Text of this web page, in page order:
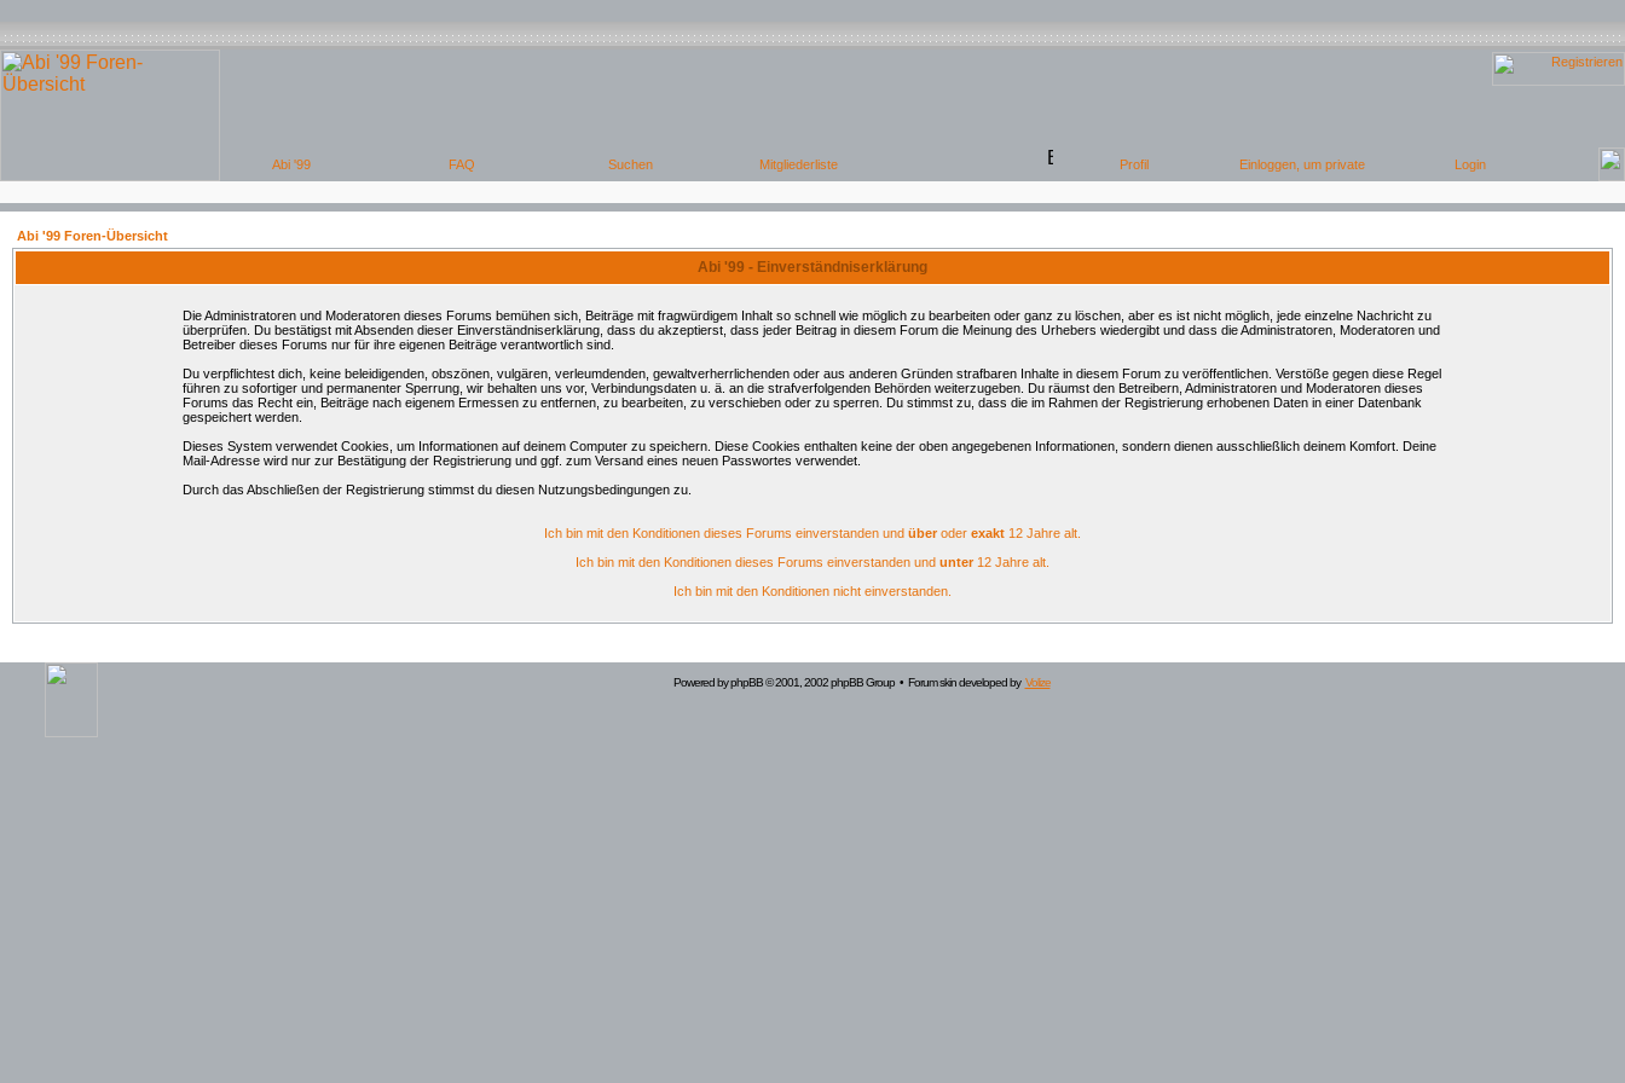
Abi '99 Foren-Übersicht
Abi '99 - Einverständniserklärung
Die Administratoren und Moderatoren dieses Forums bemühen sich, Beiträge mit fragwürdigem Inhalt so schnell wie möglich zu bearbeiten oder ganz zu löschen, aber es ist nicht möglich, jede einzelne Nachricht zu
überprüfen. Du bestätigst mit Absenden dieser Einverständniserklärung, dass du akzeptierst, dass jeder Beitrag in diesem Forum die Meinung des Urhebers wiedergibt und dass die Administratoren, Moderatoren und
Betreiber dieses Forums nur für ihre eigenen Beiträge verantwortlich sind.
Du verpflichtest dich, keine beleidigenden, obszönen, vulgären, verleumdenden, gewaltverherrlichenden oder aus anderen Gründen strafbaren Inhalte in diesem Forum zu veröffentlichen. Verstöße gegen diese Regel
führen zu sofortiger und permanenter Sperrung, wir behalten uns vor, Verbindungsdaten u. ä. an die strafverfolgenden Behörden weiterzugeben. Du räumst den Betreibern, Administratoren und Moderatoren dieses
Forums das Recht ein, Beiträge nach eigenem Ermessen zu entfernen, zu bearbeiten, zu verschieben oder zu sperren. Du stimmst zu, dass die im Rahmen der Registrierung erhobenen Daten in einer Datenbank
gespeichert werden.
Dieses System verwendet Cookies, um Informationen auf deinem Computer zu speichern. Diese Cookies enthalten keine der oben angegebenen Informationen, sondern dienen ausschließlich deinem Komfort. Deine
Mail-Adresse wird nur zur Bestätigung der Registrierung und ggf. zum Versand eines neuen Passwortes verwendet.
Durch das Abschließen der Registrierung stimmst du diesen Nutzungsbedingungen zu.
Ich bin mit den Konditionen dieses Forums einverstanden und überoder exakt 12 Jahre alt.
Ich bin mit den Konditionen dieses Forums einverstanden und unter12 Jahre alt.
Ich bin mit den Konditionen nicht einverstanden.
Powered byphpBB© 2001, 2002 phpBB Group • Forum skin developed by Volize